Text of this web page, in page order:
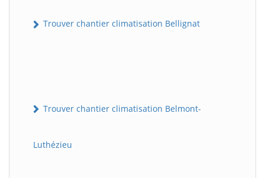
Trouver chantier climatisation Bellignat
Trouver chantier climatisation Belmont-
Luthézieu